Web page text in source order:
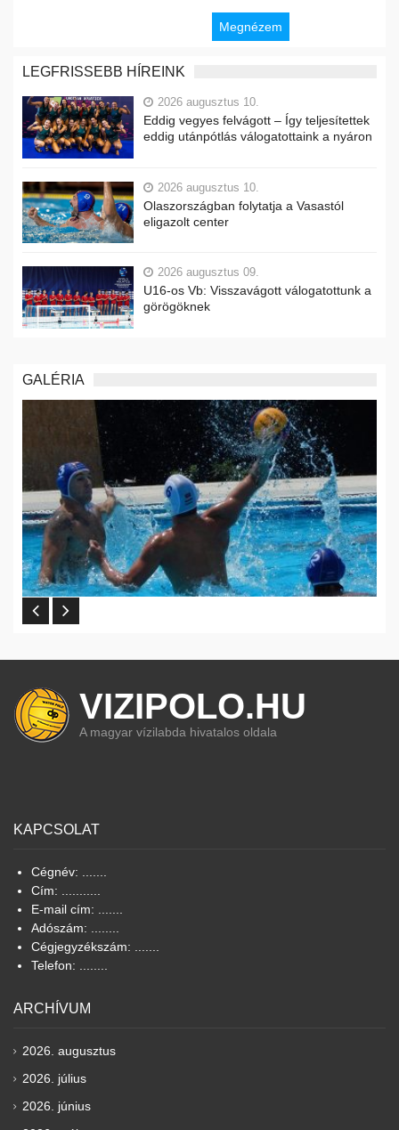
Megnézem
LEGFRISSEBB HÍREINK
2026 augusztus 10.
Eddig vegyes felvágott – Így teljesítettek
eddig utánpótlás válogatottaink a nyáron
2026 augusztus 10.
Olaszországban folytatja a Vasastól
eligazolt center
2026 augusztus 09.
U16-os Vb: Visszavágott válogatottunk a
görögöknek
GALÉRIA
VIZIPOLO.HU
A magyar vízilabda hivatalos oldala
KAPCSOLAT
Cégnév: .......
Cím: ...........
E-mail cím: .......
Adószám: ........
Cégjegyzékszám: .......
Telefon: ........
ARCHÍVUM
2026. augusztus
2026. július
2026. június